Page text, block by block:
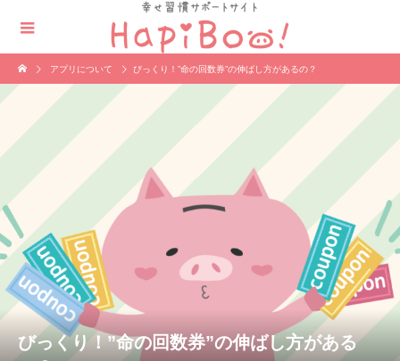
アプリについて びっくり！”命の回数券”の伸ばし方があるの？
びっくり！”命の回数券”の伸ばし方がある